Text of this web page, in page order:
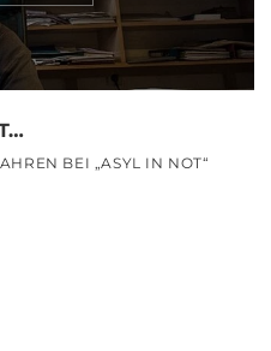
BEI „ASYL IN NOT“